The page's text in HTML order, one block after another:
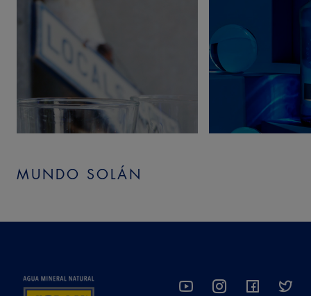
MUNDO SOLÁN